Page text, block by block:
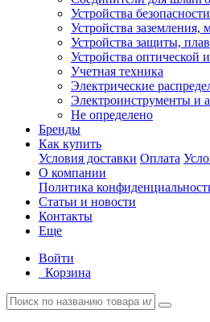
Устройства безопасности
Устройства
Устройства защиты,
Устройства оптической
Учетная техника
Электрические
Электроинструменты и
Не определено
Бренды
Как купить
Условия доставки Оплата
О компании
Политика
Статьи и новости
Контакты
Еще
Войти
Корзина